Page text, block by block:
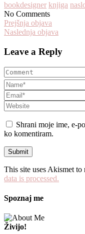
bookdesigner knjiga
No Comments
Prejšnja objava
Naslednja objava
Leave a Reply
Shrani moje ime, e-
ko komentiram.
This site uses Akismet to
data is processed.
Spoznaj me
Živijo!